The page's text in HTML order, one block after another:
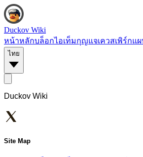
Duckov Wiki
หน้าหลักบล็อกไอเท็มกุญแจเควสเพิร์กแ
ไทย
Duckov Wiki
Site Map